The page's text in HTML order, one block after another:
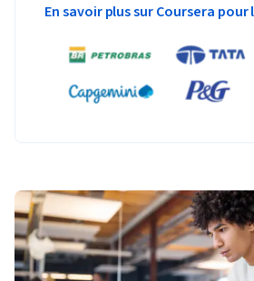
En savoir plus sur Coursera pour